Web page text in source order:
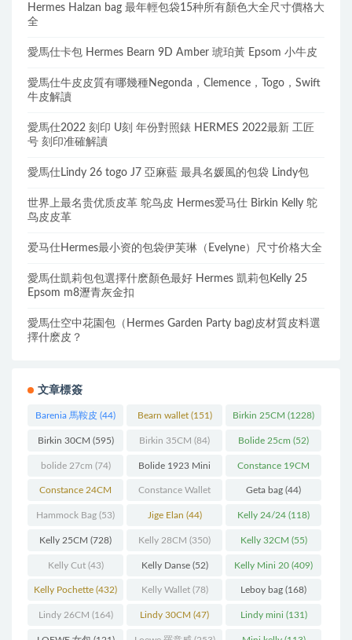
Hermes Halzan bag 最年輕包袋15种所有顏色大全尺寸價格大
全
愛馬仕卡包 Hermes Bearn 9D Amber 琥珀黃 Epsom 小牛皮
愛馬仕牛皮皮質有哪幾種Negonda，Clemence，Togo，Swift
牛皮解讀
愛馬仕2022 刻印 U刻 年份對照錶 HERMES 2022最新 工匠
号 刻印准確解讀
愛馬仕Lindy 26 togo J7 亞麻藍 最具名媛風的包袋 Lindy包
世界上最名贵优质皮革 鸵鸟皮 Hermes爱马仕 Birkin Kelly 鸵
鸟皮皮革
爱马仕Hermes最小资的包袋伊芙琳（Evelyne）尺寸价格大全
愛馬仕凱莉包包選擇什麽顏色最好 Hermes 凱莉包Kelly 25
Epsom m8瀝青灰金扣
愛馬仕空中花園包（Hermes Garden Party bag)皮材質皮料選
擇什麽皮？
文章標簽
Barenia 馬鞍皮 (44) Bearn wallet(151) Birkin 25CM (1228)
Birkin 30CM (595) Birkin 35CM (84) Bolide 25cm (52)
bolide 27cm (74) Bolide 1923 Mini
(93)
Constance 19CM
(571)
Constance 24CM
(216)
Constance Wallet
(60)
Geta bag (44)
Hammock Bag (53) Jige Elan (44) Kelly 24/24 (118)
Kelly 25CM (728) Kelly 28CM (350) Kelly 32CM (55)
Kelly Cut(43) Kelly Danse(52) Kelly Mini 20 (409)
Kelly Pochette (432) Kelly Wallet(78) Leboy bag (168)
Lindy 26CM (164) Lindy 30CM (47) Lindy mini (131)